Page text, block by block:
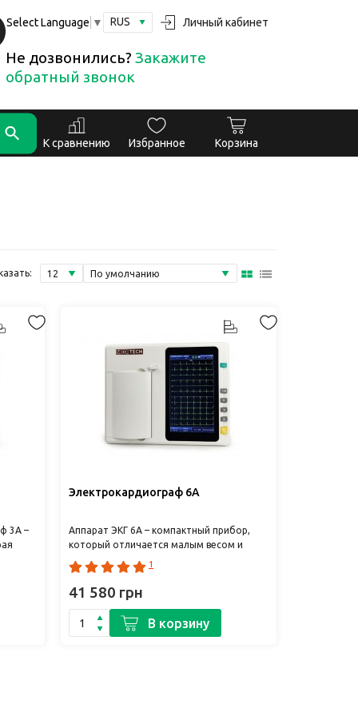
Select Language ▼ RUS Личный кабинет
Не дозвонились? Закажите
обратный звонок
К сравнению
Избранное Корзина
3А –
во
Электрокардиограф 6A
Аппарат ЭКГ 6А – компактный прибор,
который отличается малым весом и
габаритами. Идеально подходит для
комплектации машин не..
1
41 580 грн
В корзину